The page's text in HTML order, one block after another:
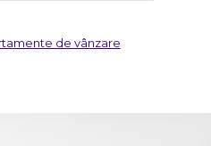
de vânzare